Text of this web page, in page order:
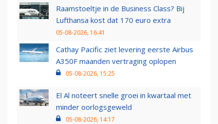
Raamstoeltje in de Business Class? Bij
Lufthansa kost dat 170 euro extra
05-08-2026, 16:41
Cathay Pacific ziet levering eerste Airbus
A350F maanden vertraging oplopen
05-08-2026, 15:25
El Al noteert snelle groei in kwartaal met
minder oorlogsgeweld
05-08-2026, 14:17